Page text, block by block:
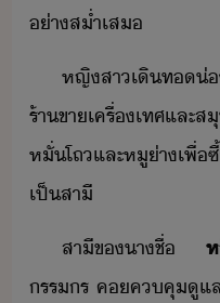
่าส่ำเส
หญิสา​เิท่
ร้า​ขา​เครื่เทศ​และ​
หั่​โถ​และ​หู​่า​เพื่​
เป็​สาี
สาี​ข​า​ชื่​
รรร​ ​ค​คคุ​ูแ